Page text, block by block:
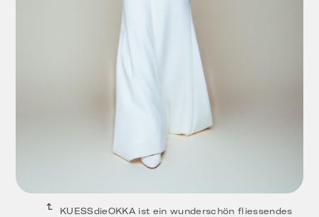
KUESSdieOKKA ist ein wunderschön fliessendes